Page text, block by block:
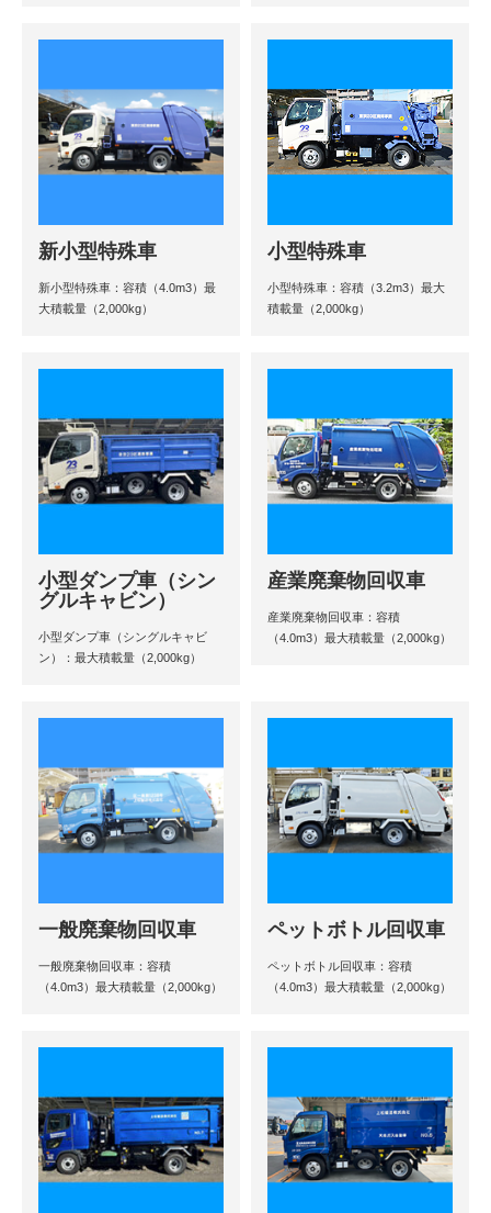
新小型特殊車
新小型特殊車：容積（4.0m3）最
大積載量（2,000kg）
小型特殊車
小型特殊車：容積（3.2m3）最大
積載量（2,000kg）
小型ダンプ車（シン
グルキャビン）
小型ダンプ車（シングルキャビ
ン）：最大積載量（2,000kg）
産業廃棄物回収車
産業廃棄物回収車：容積
（4.0m3）最大積載量（2,000kg）
一般廃棄物回収車
一般廃棄物回収車：容積
（4.0m3）最大積載量（2,000kg）
ペットボトル回収車
ペットボトル回収車：容積
（4.0m3）最大積載量（2,000kg）